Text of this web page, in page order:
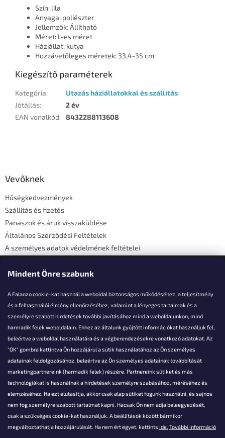
Mindent Önre szabunk
A Falanzo cookie-kat használ a weboldal biztonságos működéséhez, a teljesítmény
és a felhasználói élmény ellenőrzéséhez, valamint a lényeges tartalmak és a
személyre szabott hirdetések további javításához mind a weboldalunkon, mind
harmadik felek weboldalain. Ehhez az általunk gyűjtött információkat használjuk fel,
beleértve a weboldal használatára és a végberendezésekre vonatkozó adatokat. Az
"OK" gombra kattintva Ön hozzájárul a sütik használatához az Ön személyes
adatainak feldolgozásához, beleértve az Ön személyes adatainak továbbítását
marketingpartnereink (harmadik felek) részére. Partnereink sütiket és más
technológiákat is használnak a hirdetések személyre szabásához, méréséhez és
elemzéséhez. Ha ezt elutasítja, akkor csak alap sütiket fogunk használni, és sajnos
nem fog személyre szabott tartalmat kapni. Hacsak Ön nem adja beleegyezését,
csak a szükséges cookie-kat használjuk. A beállítások között bármikor
megváltoztathatja hozzájárulását. Ha nem ért egyet, kattints ide. További információ
Szín: lila
Anyaga: poliészter
Jellemzők: Állítható
Méret: L-es méret
Háziállat: kutya
Hozzávetőleges méretek: 33,4-35 cm
Kiegészítő paraméterek
Kategória:
Utazás háziállatokkal és szállítás
Jótállás:
2 év
EAN vonalkód: 8432288113608
Vevőknek
Hűségkedvezmények
Szállítás és fizetés
Panaszok és áruk visszaküldése
Általános Szerződési Feltételek
A személyes adatok védelmének feltételei
Elérhetőségi adatok
Akarsz kérdezni valamit?
info@falanzo.hu